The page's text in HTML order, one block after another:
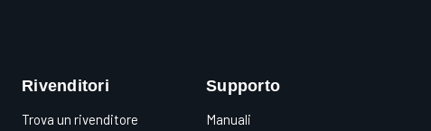
Rivenditori
Trova un rivenditore
Supporto
Manuali